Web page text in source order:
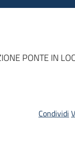
PONTE IN
Condividi